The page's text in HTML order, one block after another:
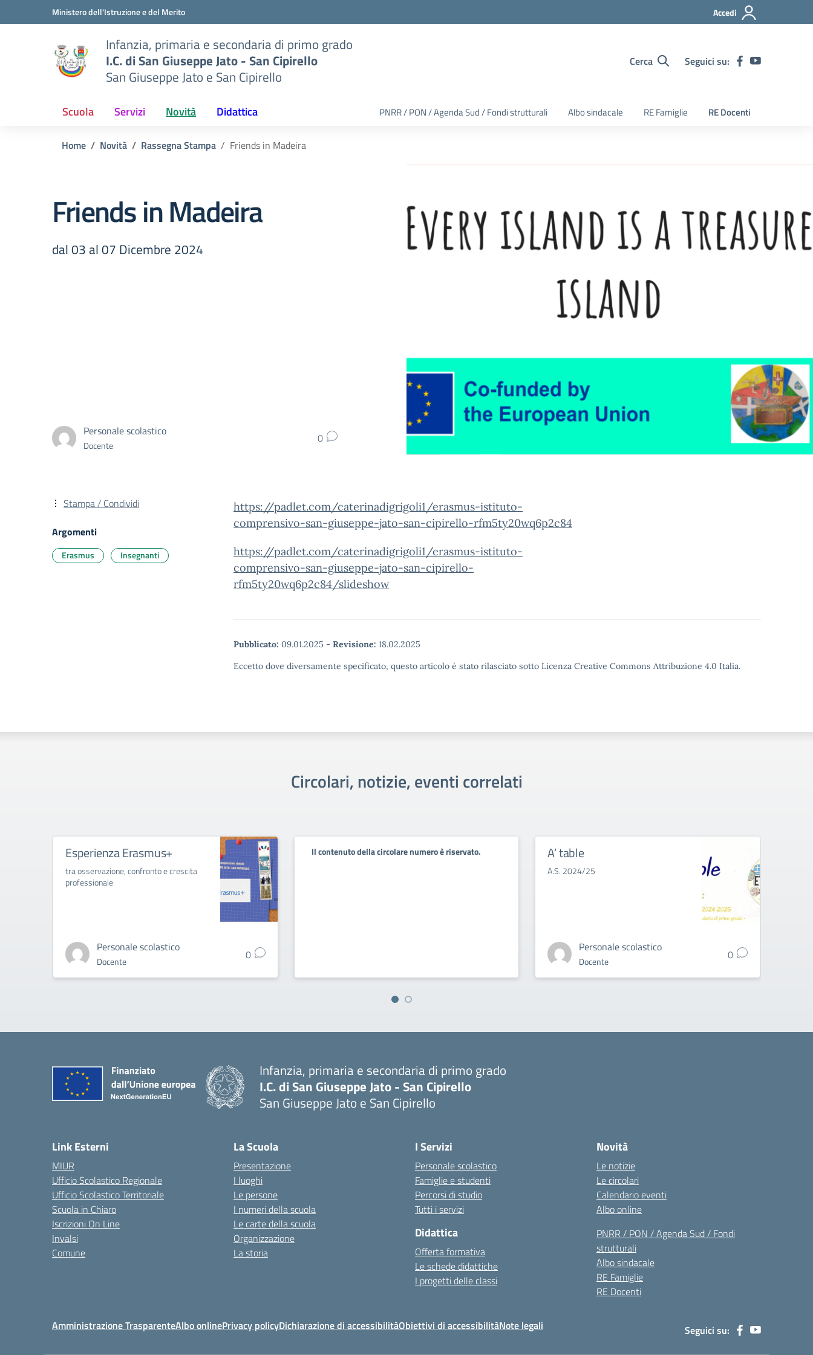
Vai ai contenuti
Vai al menu di navigazioneMinistero dell'Istruzione e del Merito Accedi
Infanzia, primaria e secondaria di primo grado
I.C. di San Giuseppe Jato - San Cipirello
San Giuseppe Jato e San Cipirello
Cerca Seguici su:
Scuola Servizi Novità Didattica PNRR / PON / Agenda Sud / Fondi strutturali Albo sindacale RE Famiglie RE Docenti
Home Novità Rassegna Stampa Friends in Madeira
Friends in Madeira
dal 03 al 07 Dicembre 2024
Personale scolastico
Docente 0
https://padlet.com/caterinadigrigoli1/erasmus-istituto-
comprensivo-san-giuseppe-jato-san-cipirello-rfm5ty20wq6p2c84
https://padlet.com/caterinadigrigoli1/erasmus-istituto-
comprensivo-san-giuseppe-jato-san-cipirello-
rfm5ty20wq6p2c84/slideshow
Pubblicato: 09.01.2025 - Revisione: 18.02.2025
Eccetto dove diversamente specificato, questo articolo è stato rilasciato sotto Licenza Creative Commons Attribuzione 4.0 Italia.
Stampa / Condividi
Argomenti
Erasmus Insegnanti
Circolari, notizie, eventi correlati
Esperienza Erasmus+
tra osservazione, confronto e crescita
professionale
Personale scolastico
Docente 0
Il contenuto della circolare numero è riservato. A’ table
A.S. 2024/25
Personale scolastico
Docente 0
Infanzia, primaria e secondaria di primo grado
I.C. di San Giuseppe Jato - San Cipirello
San Giuseppe Jato e San Cipirello
Link Esterni
MIUR
Ufficio Scolastico Regionale
Ufficio Scolastico Territoriale
Scuola in Chiaro
Iscrizioni On Line
Invalsi
Comune
La Scuola
Presentazione
I luoghi
Le persone
I numeri della scuola
Le carte della scuola
Organizzazione
La storia
I Servizi
Personale scolastico
Famiglie e studenti
Percorsi di studio
Tutti i servizi
Didattica
Offerta formativa
Le schede didattiche
I progetti delle classi
Novità
Le notizie
Le circolari
Calendario eventi
Albo online
PNRR / PON / Agenda Sud / Fondi
strutturali
Albo sindacale
RE Famiglie
RE Docenti
Amministrazione TrasparenteAlbo onlinePrivacy policyDichiarazione di accessibilitàObiettivi di accessibilitàNote legali Seguici su: